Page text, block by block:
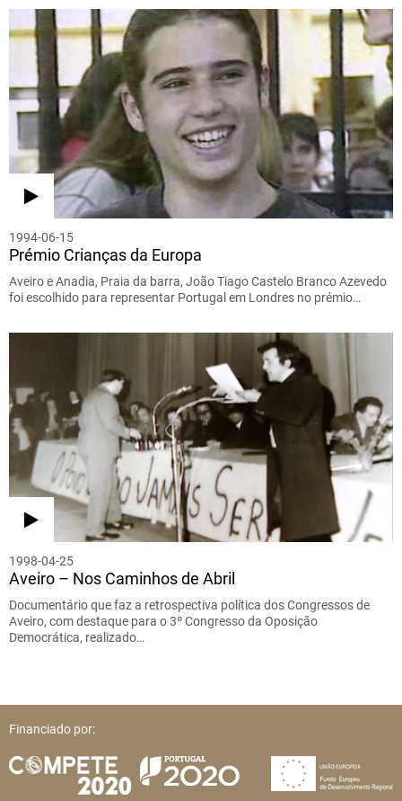
1994-06-15
Prémio Crianças da Europa
Aveiro e Anadia, Praia da barra, João Tiago Castelo Branco Azevedo
foi escolhido para representar Portugal em Londres no prémio…
1998-04-25
Aveiro – Nos Caminhos de Abril
Documentário que faz a retrospectiva política dos Congressos de
Aveiro, com destaque para o 3º Congresso da Oposição
Democrática, realizado…
Financiado por: